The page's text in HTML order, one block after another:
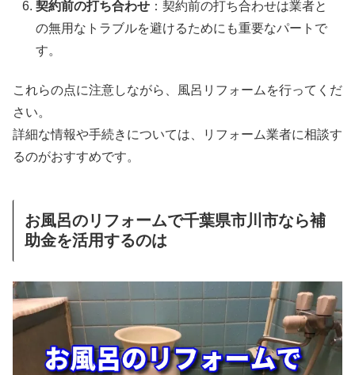
契約前の打ち合わせ ：契約前の打ち合わせは業者と
の無用なトラブルを避けるためにも重要なパートで
す。
これらの点に注意しながら、風呂リフォームを行ってくだ
さい。
詳細な情報や手続きについては、リフォーム業者に相談す
るのがおすすめです。
お風呂のリフォームで千葉県市川市なら補
助金を活用するのは